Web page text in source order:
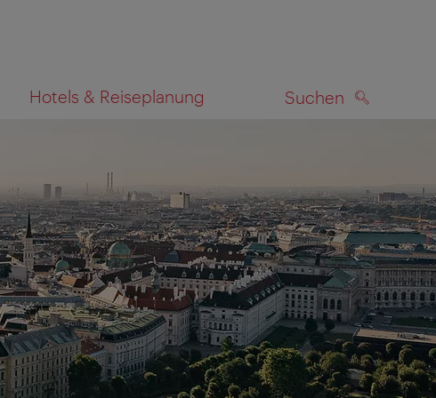
Hotels & Reiseplanung Suchen